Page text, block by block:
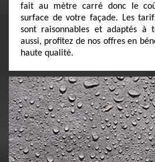
fait au mètre carré donc le
surface de votre façade. Les
sont raisonnables et adaptés à
aussi, profitez de nos offres en
haute qualité.